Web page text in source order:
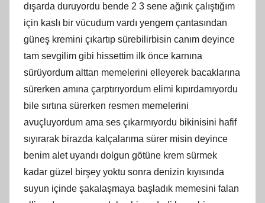
dışarda duruyordu bende 2 3 sene ağırık çalıştığım
için kaslı bir vücudum vardı yengem çantasından
güneş kremini çıkartıp sürebilirbisin canım deyince
tam sevgilim gibi hissettim ilk önce karnına
sürüyordum alttan memelerini elleyerek bacaklarına
sürerken amına çarptırıyordum elimi kıpırdamıyordu
bile sırtına sürerken resmen memelerini
avuçluyordum ama ses çıkarmıyordu bikinisini hafif
sıyırarak birazda kalçalarıma sürer misin deyince
benim alet uyandı dolgun götüne krem sürmek
kadar güzel birşey yoktu sonra denizin kıyısında
suyun içinde şakalaşmaya başladık memesini falan